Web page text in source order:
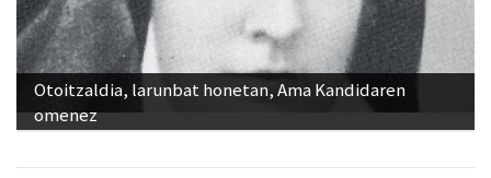
Otoitzaldia, larunbat honetan, Ama Kandidaren
omenez